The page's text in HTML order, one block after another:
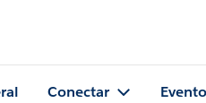
Conectar